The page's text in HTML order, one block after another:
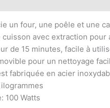
un four, une poêle et une
cuisson avec extraction
de 15 minutes, facile à
pour un nettoyage
fabriquée en acier
100 Watts